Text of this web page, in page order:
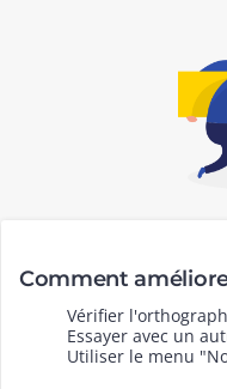
Comment
Vérifier
Essayer avec un
Utiliser le menu